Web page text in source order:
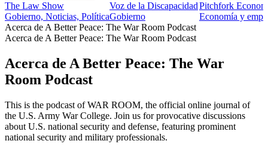
The Law Show
Gobierno, Noticias, Política
Voz de la Discapacidad
Gobierno
Pitchfork
Economía y
Acerca de A Better Peace: The War Room Podcast
Acerca de A Better Peace: The War Room Podcast
Acerca de A Better Peace: The War
Room Podcast
This is the podcast of WAR ROOM, the official online journal of
the U.S. Army War College. Join us for provocative discussions
about U.S. national security and defense, featuring prominent
national security and military professionals.